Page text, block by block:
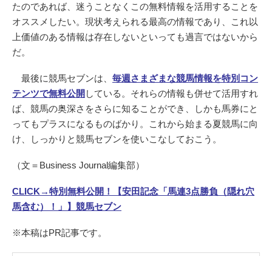
たのであれば、迷うことなくこの無料情報を活用することを
オススメしたい。現状考えられる最高の情報であり、これ以
上価値のある情報は存在しないといっても過言ではないから
だ。
最後に競馬セブンは、 毎週さまざまな競馬情報を特別コン
テンツで無料公開 している。それらの情報も併せて活用すれ
ば、競馬の奥深さをさらに知ることができ、しかも馬券にと
ってもプラスになるものばかり。これから始まる夏競馬に向
け、しっかりと競馬セブンを使いこなしておこう。
（文＝Business Journal編集部）
CLICK→特別無料公開！【安田記念「馬連3点勝負（隠れ穴
馬含む）！」】競馬セブン
※本稿はPR記事です。